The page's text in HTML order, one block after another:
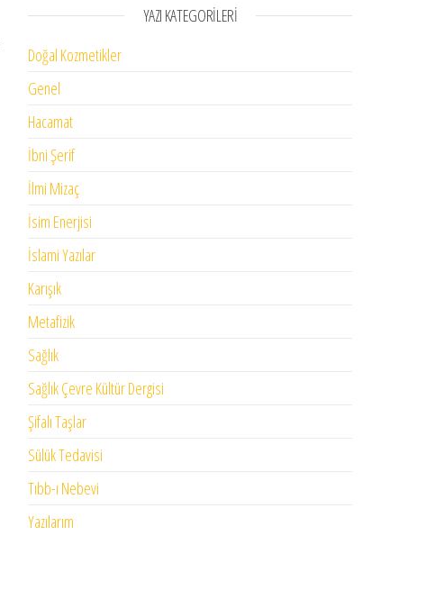
YAZI KATEGORILERI
Doğal Kozmetikler
Genel
Hacamat
İbni Şerif
İlmi Mizaç
İsim Enerjisi
İslami Yazılar
Karışık
Metafizik
Sağlık
Sağlık Çevre Kültür Dergisi
Şifalı Taşlar
Sülük Tedavisi
Tıbb-ı Nebevi
Yazılarım